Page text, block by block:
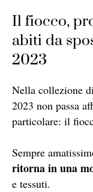
Il fiocco,
abiti da
2023
Nella collezione
2023 non passa
particolare: il
Sempre
ritorna in una
e tessuti.